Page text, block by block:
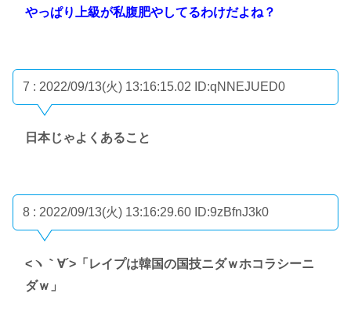
やっぱり上級が私腹肥やしてるわけだよね？
7 : 2022/09/13(火) 13:16:15.02 ID:qNNEJUED0
日本じゃよくあること
8 : 2022/09/13(火) 13:16:29.60 ID:9zBfnJ3k0
<ヽ｀∀´>「レイプは韓国の国技ニダｗホコラシーニ
ダｗ」